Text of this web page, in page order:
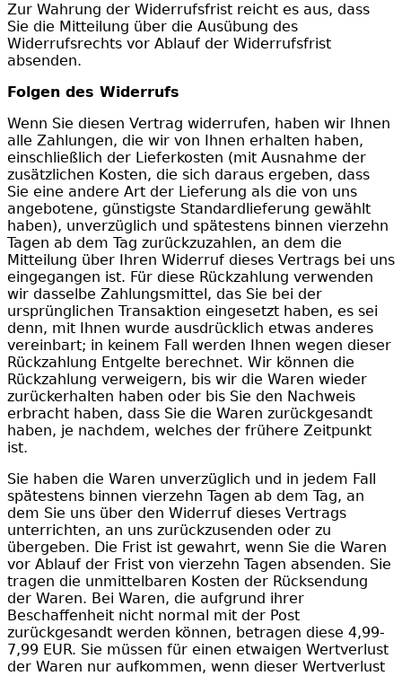
Zur Wahrung der Widerrufsfrist reicht es aus, dass
Sie die Mitteilung über die Ausübung des
Widerrufsrechts vor Ablauf der Widerrufsfrist
absenden.
Folgen des Widerrufs
Wenn Sie diesen Vertrag widerrufen, haben wir Ihnen
alle Zahlungen, die wir von Ihnen erhalten haben,
einschließlich der Lieferkosten (mit Ausnahme der
zusätzlichen Kosten, die sich daraus ergeben, dass
Sie eine andere Art der Lieferung als die von uns
angebotene, günstigste Standardlieferung gewählt
haben), unverzüglich und spätestens binnen vierzehn
Tagen ab dem Tag zurückzuzahlen, an dem die
Mitteilung über Ihren Widerruf dieses Vertrags bei uns
eingegangen ist. Für diese Rückzahlung verwenden
wir dasselbe Zahlungsmittel, das Sie bei der
ursprünglichen Transaktion eingesetzt haben, es sei
denn, mit Ihnen wurde ausdrücklich etwas anderes
vereinbart; in keinem Fall werden Ihnen wegen dieser
Rückzahlung Entgelte berechnet. Wir können die
Rückzahlung verweigern, bis wir die Waren wieder
zurückerhalten haben oder bis Sie den Nachweis
erbracht haben, dass Sie die Waren zurückgesandt
haben, je nachdem, welches der frühere Zeitpunkt
ist.
Sie haben die Waren unverzüglich und in jedem Fall
spätestens binnen vierzehn Tagen ab dem Tag, an
dem Sie uns über den Widerruf dieses Vertrags
unterrichten, an uns zurückzusenden oder zu
übergeben. Die Frist ist gewahrt, wenn Sie die Waren
vor Ablauf der Frist von vierzehn Tagen absenden. Sie
tragen die unmittelbaren Kosten der Rücksendung
der Waren. Bei Waren, die aufgrund ihrer
Beschaffenheit nicht normal mit der Post
zurückgesandt werden können, betragen diese 4,99-
7,99 EUR. Sie müssen für einen etwaigen Wertverlust
der Waren nur aufkommen, wenn dieser Wertverlust